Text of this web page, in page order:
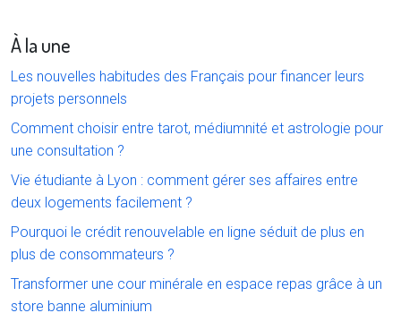
À la une
Les nouvelles habitudes des Français pour financer leurs
projets personnels
Comment choisir entre tarot, médiumnité et astrologie pour
une consultation ?
Vie étudiante à Lyon : comment gérer ses affaires entre
deux logements facilement ?
Pourquoi le crédit renouvelable en ligne séduit de plus en
plus de consommateurs ?
Transformer une cour minérale en espace repas grâce à un
store banne aluminium